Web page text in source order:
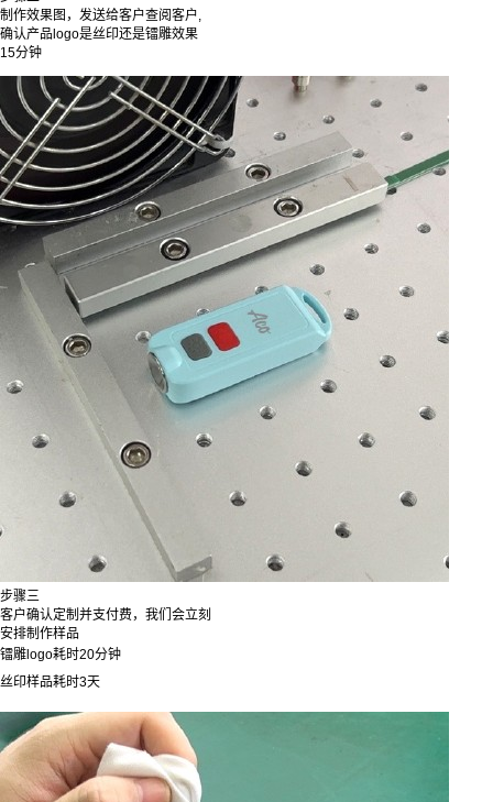
制作效果图，发送给客户查阅客户,
确认产品logo是丝印还是镭雕效果
15分钟
步骤三
客户确认定制并支付费，我们会立刻
安排制作样品
镭雕logo耗时20分钟
丝印样品耗时3天